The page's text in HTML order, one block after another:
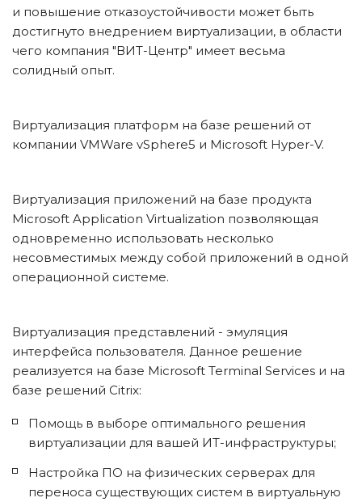
и повышение отказоустойчивости может быть
достигнуто внедрением виртуализации, в области
чего компания "ВИТ-Центр" имеет весьма
солидный опыт.
Виртуализация платформ на базе решений от
компании VMWare vSphere5 и Microsoft Hyper-V.
Виртуализация приложений на базе продукта
Microsoft Application Virtualization позволяющая
одновременно использовать несколько
несовместимых между собой приложений в одной
операционной системе.
Виртуализация представлений - эмуляция
интерфейса пользователя. Данное решение
реализуется на базе Microsoft Terminal Services и на
базе решений Citrix:
Помощь в выборе оптимального решения
виртуализации для вашей ИТ-инфраструктуры;
Настройка ПО на физических серверах для
переноса существующих систем в виртуальную